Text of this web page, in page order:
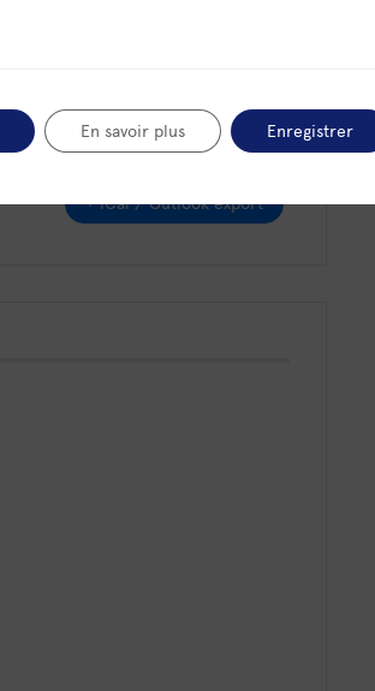
+ iCal / Outlook export
En savoir plus Enregistrer